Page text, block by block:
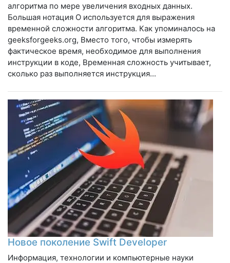
алгоритма по мере увеличения входных данных.
Большая нотация О используется для выражения
временной сложности алгоритма. Как упоминалось на
geeksforgeeks.org, Вместо того, чтобы измерять
фактическое время, необходимое для выполнения
инструкции в коде, Временная сложность учитывает,
сколько раз выполняется инструкция...
Новое поколение Swift Developer
Информация, технологии и компьютерные науки